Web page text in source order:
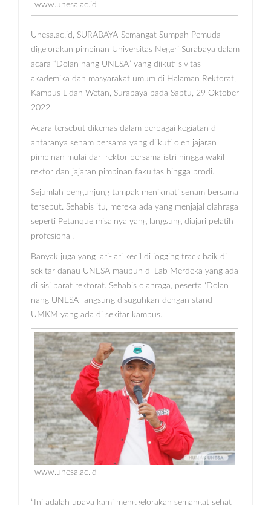
www.unesa.ac.id
Unesa.ac.id, SURABAYA-Semangat Sumpah Pemuda
digelorakan pimpinan Universitas Negeri Surabaya dalam
acara “Dolan nang UNESA” yang diikuti sivitas
akademika dan masyarakat umum di Halaman Rektorat,
Kampus Lidah Wetan, Surabaya pada Sabtu, 29 Oktober
2022.
Acara tersebut dikemas dalam berbagai kegiatan di
antaranya senam bersama yang diikuti oleh jajaran
pimpinan mulai dari rektor bersama istri hingga wakil
rektor dan jajaran pimpinan fakultas hingga prodi.
Sejumlah pengunjung tampak menikmati senam bersama
tersebut. Sehabis itu, mereka ada yang menjajal olahraga
seperti Petanque misalnya yang langsung diajari pelatih
profesional.
Banyak juga yang lari-lari kecil di jogging track baik di
sekitar danau UNESA maupun di Lab Merdeka yang ada
di sisi barat rektorat. Sehabis olahraga, peserta ‘Dolan
nang UNESA’ langsung disuguhkan dengan stand
UMKM yang ada di sekitar kampus.
www.unesa.ac.id
“Ini adalah upaya kami menggelorakan semangat sehat